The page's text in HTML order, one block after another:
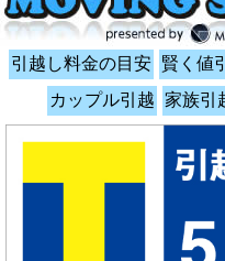
引越し料金の目安 賢く値
カップル引越 家族引